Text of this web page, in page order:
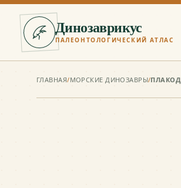
Динозаврикус
ПАЛЕОНТОЛОГИЧЕСКИЙ АТЛАС
ГЛАВНАЯ/МОРСКИЕ ДИНОЗАВРЫ/